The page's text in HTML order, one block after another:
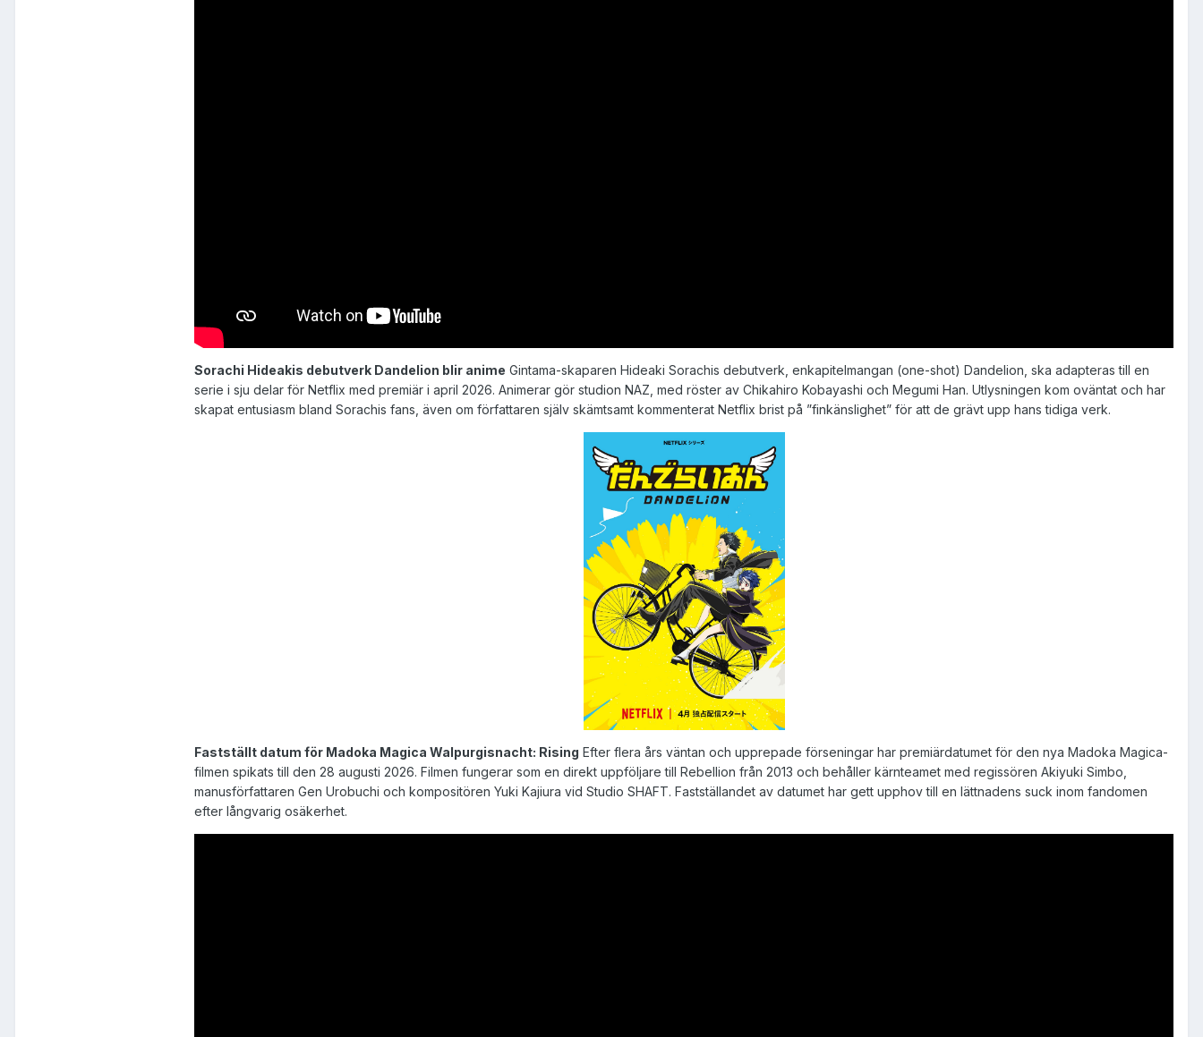
Sorachi Hideakis debutverk Dandelion blir anime Gintama-skaparen Hideaki Sorachis debutverk, enkapitelmangan (one-shot) Dandelion, ska adapteras till en
serie i sju delar för Netflix med premiär i april 2026. Animerar gör studion NAZ, med röster av Chikahiro Kobayashi och Megumi Han. Utlysningen kom oväntat och har
skapat entusiasm bland Sorachis fans, även om författaren själv skämtsamt kommenterat Netflix brist på ”finkänslighet” för att de grävt upp hans tidiga verk.
Fastställt datum för Madoka Magica Walpurgisnacht: Rising Efter flera års väntan och upprepade förseningar har premiärdatumet för den nya Madoka Magica-
filmen spikats till den 28 augusti 2026. Filmen fungerar som en direkt uppföljare till Rebellion från 2013 och behåller kärnteamet med regissören Akiyuki Simbo,
manusförfattaren Gen Urobuchi och kompositören Yuki Kajiura vid Studio SHAFT. Fastställandet av datumet har gett upphov till en lättnadens suck inom fandomen
efter långvarig osäkerhet.